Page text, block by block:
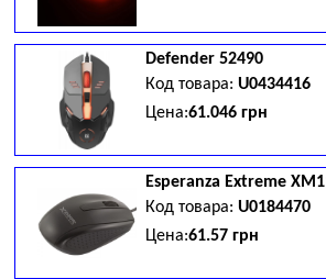
Defender 52490
Код товара: U0434416
Цена:61.046 грн
Esperanza Extreme
Код товара: U0184470
Цена:61.57 грн